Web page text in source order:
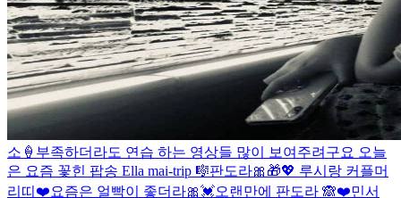
소🍦 부족하더라도 연습 하는 영상들 많이 보여주려구요 오늘
은 요즘 꽃힌 팝송 Ella mai-trip 🎼판도라🎀🎁💖 루시랑 커플머
리띠❤️요즘은 얼빡이 좋더라🎀💓오랜만에 판도라 🙈❤️민서